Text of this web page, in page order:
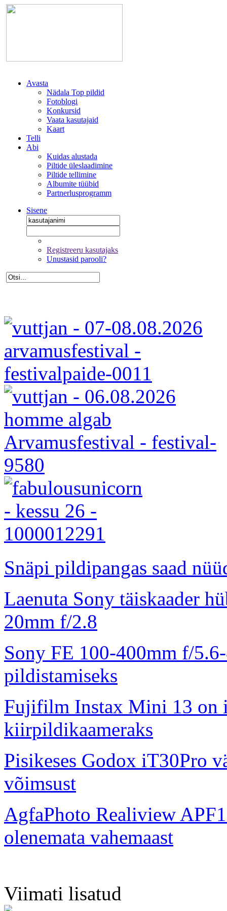
Avasta
Nädala Top pildid
Fotoblogi
Konkursid
Vaata kasutajaid
Kaart
Telli
Abi
Kuidas alustada
Piltide üleslaadimine
Piltide tellimine
Albumite tüübid
Partnerlusprogramm
Sisene
Registreeru kasutajaks
Unustasid parooli?
Snäpi pildipangas saad
Laenuta Sony täiskaader
20mm f/2.8
Sony FE 100-400mm f/
pildistamiseks
Fujifilm Instax Mini 13 on
kiirpildikaameraks
Pisikeses Godox iT30Pro
võimsust
AgfaPhoto Realiview
olenemata vahemaast
Viimati lisatud